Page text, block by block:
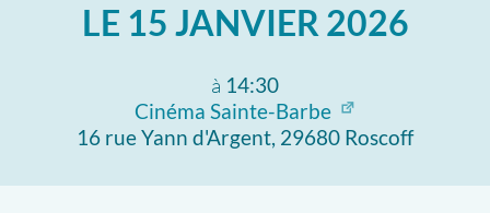
LE 15 JANVIER 2026
à 14:30
Cinéma Sainte-Barbe
16 rue Yann d'Argent, 29680 Roscoff